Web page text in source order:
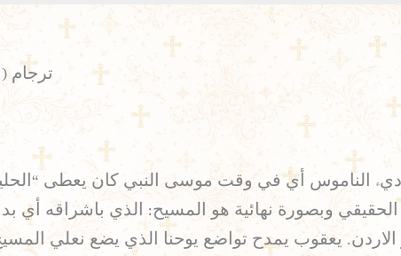
ترجام
الناموس أي في وقت موسى النبي كان يعطى
وبصورة نهائية هو المسيح: الذي باشراقه أي
الاردن. يعقوب يمدح تواضع يوحنا الذي يضع نعلي